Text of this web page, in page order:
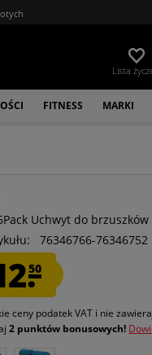
Lista
FITNESS MARKI
6Pack Uchwyt do
76346766-76346752
50
ceny podatek VAT i nie
2 punktów bonusowych!